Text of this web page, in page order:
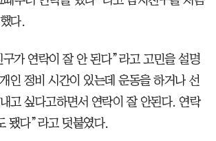
다.
가 연락이 잘 안 된다”라고 고민을 설명
인 정비 시간이 있는데 운동을 하거나 선
고 싶다고하면서 연락이 잘 안된다. 연락
됐다”라고 덧붙였다.